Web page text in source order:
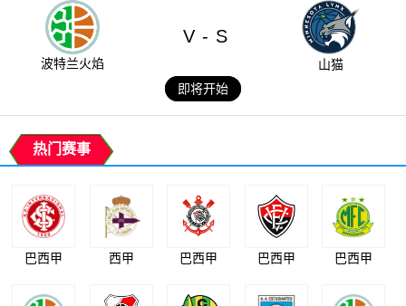
波特兰火焰
V - S
山猫
即将开始
热门赛事
巴西甲 西甲 巴西甲 巴西甲 巴西甲